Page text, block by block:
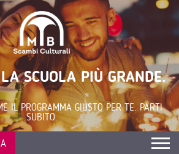
SCUOLA PIÙ GRANDE.
IL PROGRAMMA GIUSTO PER TE. PARTI
SUBITO.